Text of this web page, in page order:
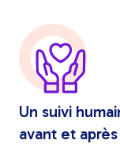
Un suivi
avant et